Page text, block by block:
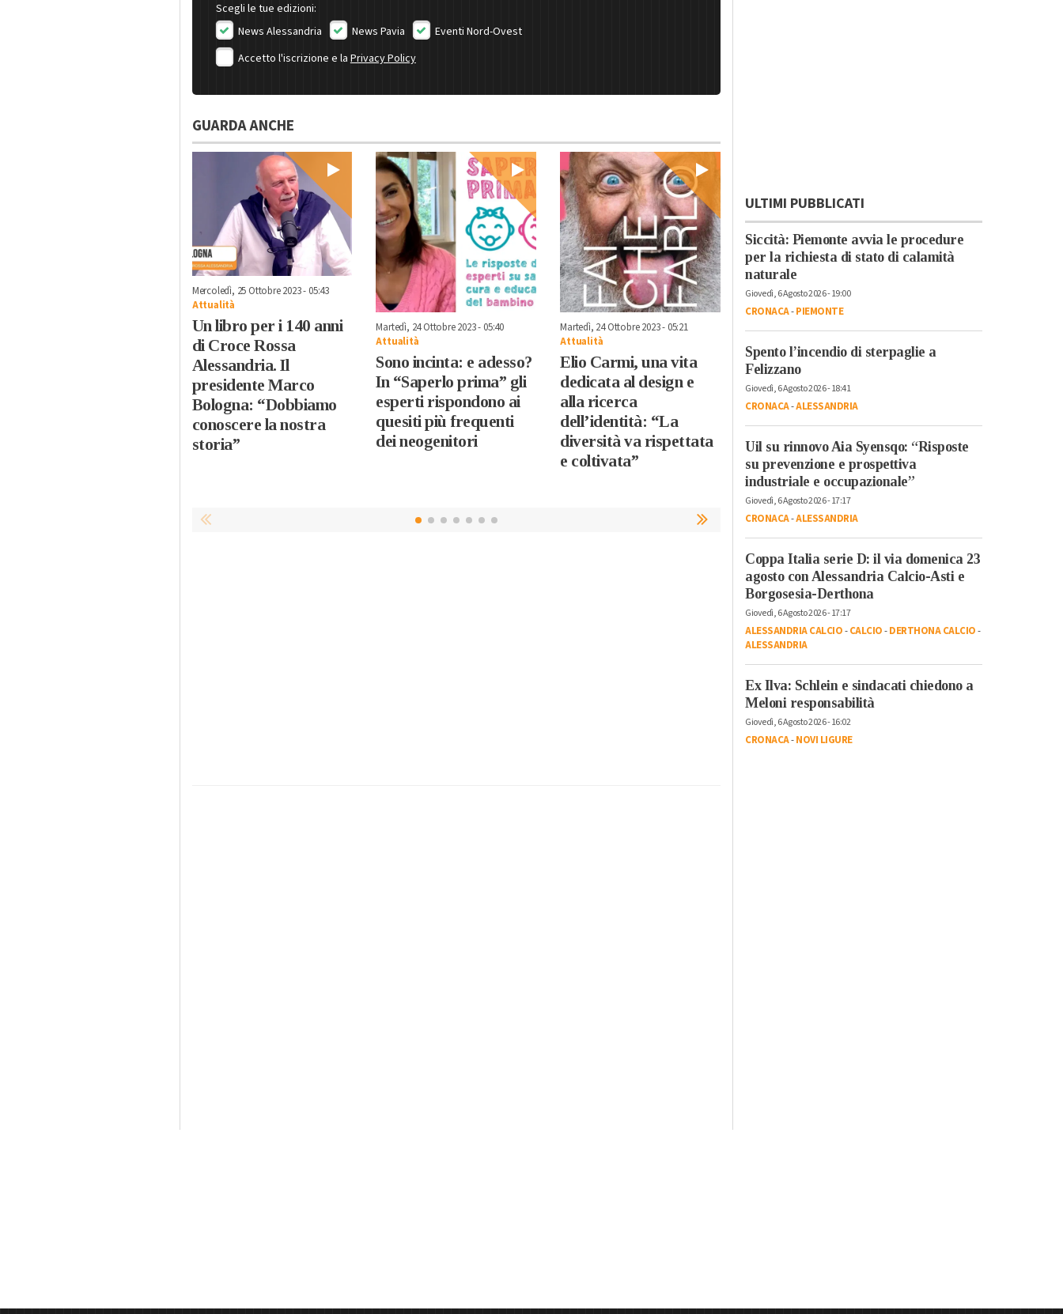
Scegli le tue edizioni:
News Alessandria
News Pavia
Eventi Nord-Ovest
Accetto l'iscrizione e laPrivacy Policy
GUARDA ANCHE
Mercoledì, 25 Ottobre 2023 - 05:43
Attualità
Un libro per i 140 anni
di Croce Rossa
Alessandria. Il
presidente Marco
Bologna: “Dobbiamo
conoscere la nostra
storia”
Martedì, 24 Ottobre 2023 - 05:40
Attualità
Sono incinta: e adesso?
In “Saperlo prima” gli
esperti rispondono ai
quesiti più frequenti
dei neogenitori
Martedì, 24 Ottobre 2023 - 05:21
Attualità
Elio Carmi, una vita
dedicata al design e
alla ricerca
dell’identità: “La
diversità va rispettata
e coltivata”
Sabato, 21 Ottobre 2023 - 05:40
Attualità
Dall’Italia alla
Catalogna per la lotta
dei lavoratori: la storia
di Luigino Bruni
raccontata ne “Il
Venerdì, 20 Ottobre 2023 - 05:50
Alessandria Film
Festival: “Ci sono
ULTIMI PUBBLICATI
Siccità: Piemonte avvia le procedure
per la richiesta di stato di calamità
naturale
Giovedì, 6 Agosto 2026 - 19:00
CRONACA-PIEMONTE
Spento l’incendio di sterpaglie a
Felizzano
Giovedì, 6 Agosto 2026 - 18:41
CRONACA-ALESSANDRIA
Uil su rinnovo Aia Syensqo: “Risposte
su prevenzione e prospettiva
industriale e occupazionale”
Giovedì, 6 Agosto 2026 - 17:17
CRONACA-ALESSANDRIA
Coppa Italia serie D: il via domenica 23
agosto con Alessandria Calcio-Asti e
Borgosesia-Derthona
Giovedì, 6 Agosto 2026 - 17:17
ALESSANDRIA CALCIO-CALCIO-DERTHONA CALCIO-
ALESSANDRIA
Ex Ilva: Schlein e sindacati chiedono a
Meloni responsabilità
Giovedì, 6 Agosto 2026 - 16:02
CRONACA-NOVI LIGURE